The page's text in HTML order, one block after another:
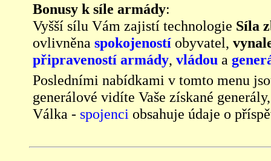
Bonusy k síle armády:
Vyšší sílu Vám zajistí technologie Síla
ovlivněna spokojeností obyvatel,
připraveností armády, vládou a
Posledními nabídkami v tomto menu
generálové vidíte Vaše získané
Válka - spojenci obsahuje údaje o